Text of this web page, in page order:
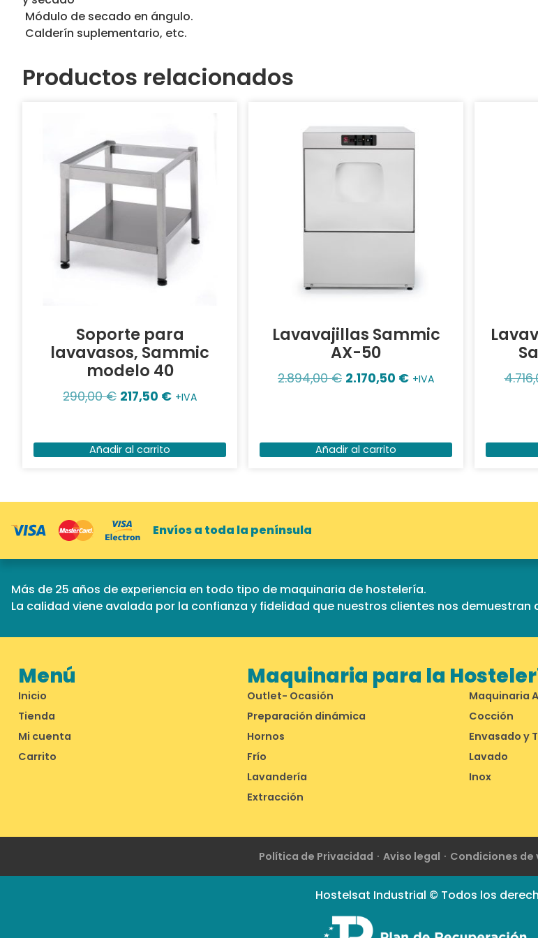
 Módulo de secado en ángulo.
 Calderín suplementario, etc.
Productos relacionados
Soporte para
lavavasos, Sammic
modelo 40
290,00€ 217,50 € +IVA
Añadir al carrito
Lavavajillas Sammic
AX-50
2.894,00€ 2.170,50 € +IVA
Añadir al carrito
Envíos a toda la península
Más de 25 años de experiencia en todo tipo de maquinaria de hostelería.
La calidad viene avalada por la confianza y fidelidad que nuestros clientes nos demuestran
Menú
Inicio
Tienda
Mi cuenta
Carrito
Maquinaria para la
Outlet- Ocasión
Maquinaria
Preparación dinámica
Cocción
Hornos
Envasado y
Frío
Lavado
Lavandería
Inox
Extracción
Política de Privacidad Aviso legal Condiciones de
Hostelsat Industrial © Todos los